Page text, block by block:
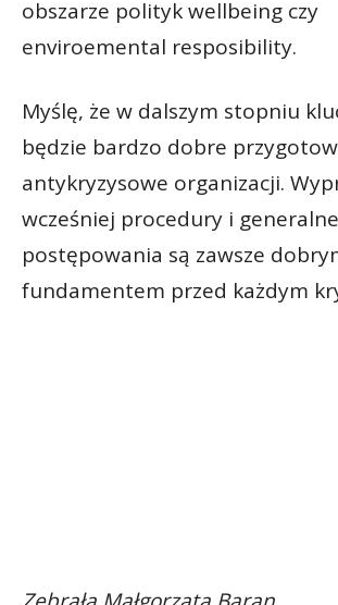
obszarze polityk wellbeing czy
enviroemental resposibility.
Myślę, że w dalszym stopniu
będzie bardzo dobre
antykryzysowe organizacji.
wcześniej procedury i
postępowania są zawsze
fundamentem przed każdym